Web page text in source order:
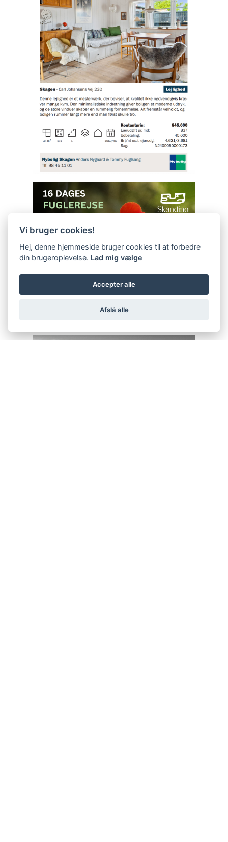
Vi bruger cookies!
Hej, denne hjemmeside bruger cookies til at forbedre
din brugeroplevelse. Lad mig vælge
Accepter alle
Afslå alle